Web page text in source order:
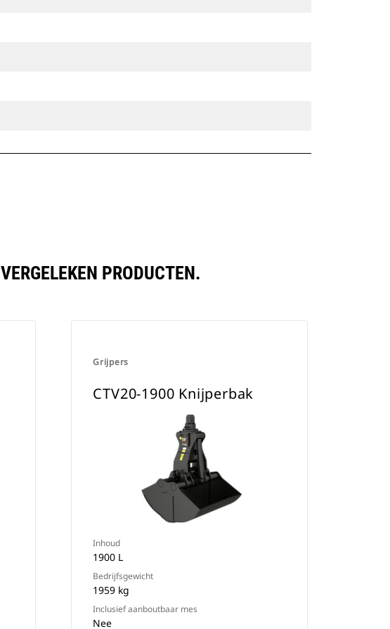
PRODUCTEN.
Grijpers
CTV20-1900 Knijperbak
Inhoud
1900 L
Bedrijfsgewicht
1959 kg
Inclusief aanboutbaar mes
Nee